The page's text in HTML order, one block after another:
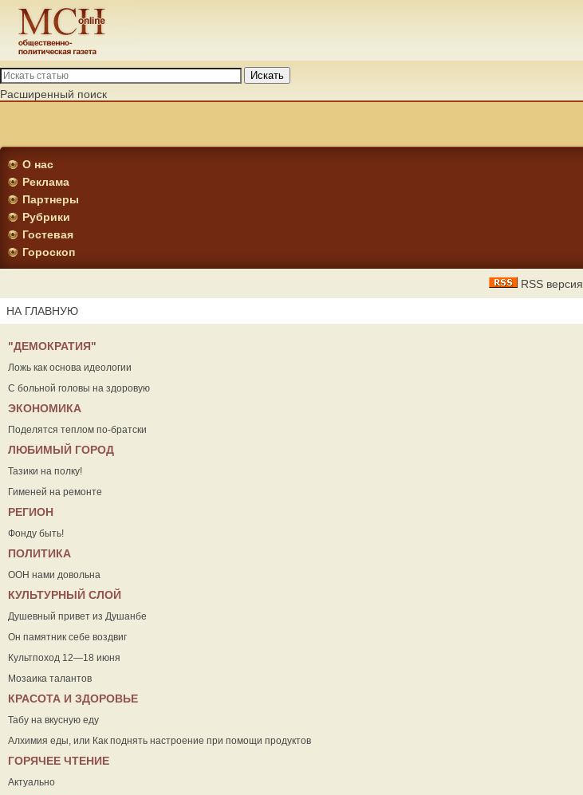
Искать
Расширенный поиск
О нас
Реклама
Партнеры
Рубрики
Гостевая
Гороскоп
RSS версия
НА ГЛАВНУЮ
"ДЕМОКРАТИЯ"
Ложь как основа идеологии
С больной головы на здоровую
ЭКОНОМИКА
Поделятся теплом по-братски
ЛЮБИМЫЙ ГОРОД
Тазики на полку!
Гименей на ремонте
РЕГИОН
Фонду быть!
ПОЛИТИКА
ООН нами довольна
КУЛЬТУРНЫЙ СЛОЙ
Душевный привет из Душанбе
Он памятник себе воздвиг
Культпоход 12—18 июня
Мозаика талантов
КРАСОТА И ЗДОРОВЬЕ
Табу на вкусную еду
Алхимия еды, или Как поднять настроение при помощи продуктов
ГОРЯЧЕЕ ЧТЕНИЕ
Актуально